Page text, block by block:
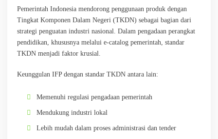
Pemerintah Indonesia mendorong penggunaan produk dengan
Tingkat Komponen Dalam Negeri (TKDN) sebagai bagian dari
strategi penguatan industri nasional. Dalam pengadaan perangkat
pendidikan, khususnya melalui e-catalog pemerintah, standar
TKDN menjadi faktor krusial.
Keunggulan IFP dengan standar TKDN antara lain:
Memenuhi regulasi pengadaan pemerintah
Mendukung industri lokal
Lebih mudah dalam proses administrasi dan tender